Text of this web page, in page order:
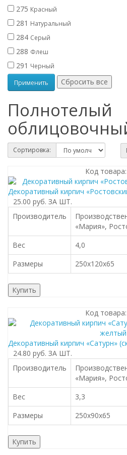
275 Красный
281 Натуральный
284 Серый
288 Флеш
291 Черный
Полнотелый
Сортировка:
Код
Декоративный кирпич
25.00 руб. ЗА ШТ.
Производитель
«Мария»,
Вес
4,0
Размеры
250х120х65
Купить
Код
Декоративный кирпич «Сатурн»
24.80 руб. ЗА ШТ.
Производитель
«Мария»,
Вес
3,3
Размеры
250x90x65
Купить